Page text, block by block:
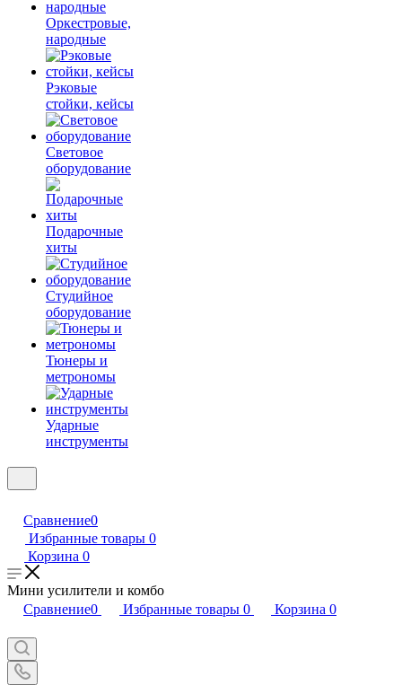
Оркестровые,
народные
Рэковые
стойки, кейсы
Световое
оборудование
Подарочные
хиты
Студийное
оборудование
Тюнеры и
метрономы
Ударные
инструменты
Сравнение0
Избранные товары 0
Корзина 0
Мини усилители и комбо
Сравнение0 Избранные товары 0 Корзина 0